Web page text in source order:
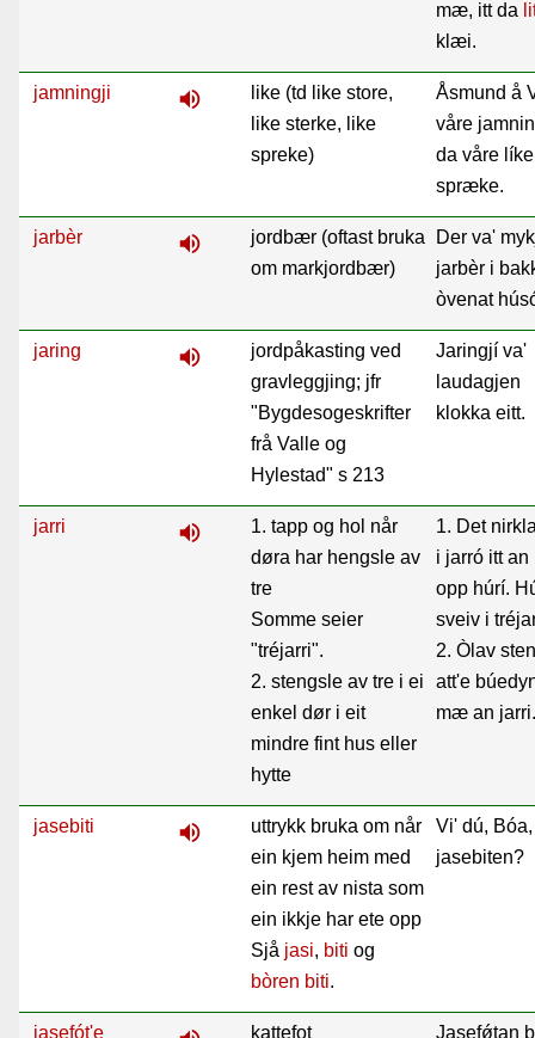
mæ, itt da
klæi.
jamningji volume_up
like (td like store,
like sterke, like
spreke)
Åsmund å
våre
da våre líke
spræke.
jarbèr volume_up
jordbær (oftast bruka
om markjordbær)
Der va'
jarbèr i
òvenat
jaring volume_up
jordpåkasting ved
gravleggjing; jfr
"Bygdesogeskrifter
frå Valle og
Hylestad" s 213
Jaringjí va'
laudagjen
klokka eitt.
jarri volume_up
1. tapp og hol når
døra har hengsle av
tre
Somme seier
"tréjarri".
2. stengsle av tre i ei
enkel dør i eit
mindre fint hus eller
hytte
1. Det
i jarró itt an
opp húrí.
sveiv i
2. Òlav
att'e
mæ an jarri.
jasebiti volume_up
uttrykk bruka om når
ein kjem heim med
ein rest av nista som
ein ikkje har ete opp
Sjå jasi, biti og
bòren biti.
Vi' dú,
jasebiten?
jasefót'e kattefot Jasefǿtan